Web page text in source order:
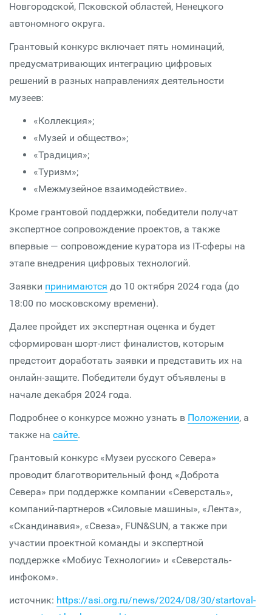
Новгородской, Псковской областей, Ненецкого
автономного округа.
Грантовый конкурс включает пять номинаций,
предусматривающих интеграцию цифровых
решений в разных направлениях деятельности
музеев:
«Коллекция»;
«Музей и общество»;
«Традиция»;
«Туризм»;
«Межмузейное взаимодействие».
Кроме грантовой поддержки, победители получат
экспертное сопровождение проектов, а также
впервые — сопровождение куратора из IT-сферы на
этапе внедрения цифровых технологий.
Заявки принимаются до 10 октября 2024 года (до
18:00 по московскому времени).
Далее пройдет их экспертная оценка и будет
сформирован шорт-лист финалистов, которым
предстоит доработать заявки и представить их на
онлайн-защите. Победители будут объявлены в
начале декабря 2024 года.
Подробнее о конкурсе можно узнать в Положении, а
также на сайте.
Грантовый конкурс «Музеи русского Севера»
проводит благотворительный фонд «Доброта
Севера» при поддержке компании «Северсталь»,
компаний-партнеров «Силовые машины», «Лента»,
«Скандинавия», «Свеза», FUN&SUN, а также при
участии проектной команды и экспертной
поддержке «Мобиус Технологии» и «Северсталь-
инфоком».
источник: https://asi.org.ru/news/2024/08/30/startoval-